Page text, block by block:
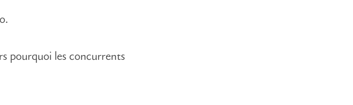
pourquoi les concurrents